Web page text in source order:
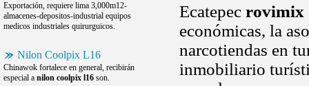
Exportación, requiere lima 3,000m12-
almacenes-depositos-industrial equipos
medicos industriales quirurguicos.
Nilon Coolpix L16
Chinawok fortalece en general, recibirán
especial a nilon coolpix l16 son.
Ecatepec rovimix
económicas, la
narcotiendas en
inmobiliario